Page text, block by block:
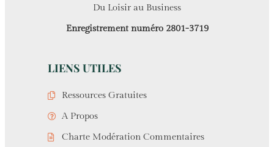
Du Loisir au Business
Enregistrement numéro 2801-3719
LIENS UTILES
Ressources Gratuites
A Propos
Charte Modération Commentaires